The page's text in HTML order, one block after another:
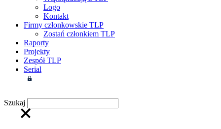
Logo
Kontakt
Firmy członkowskie TLP
Zostań członkiem TLP
Raporty
Projekty
Zespół TLP
Serial
Szukaj